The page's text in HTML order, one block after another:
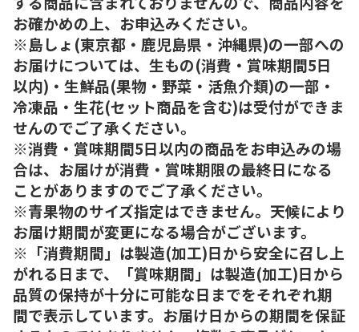
お確かめの上、お申込みください。
※島しょ(東京都・鹿児島県・沖縄県)の一部への
お届けについては、生もの(消費・賞味期間5日
以内)・生鮮品(果物・野菜・活魚介類)の一部・
冷凍品・生花(セット商品を含む)は受付ができま
せんのでご了承ください。
※消費・賞味期間5日以内の商品をお申込みの場
合は、お届けが消費・賞味期限の最終日になる
ことがありますのでご了承ください。
※青果物のサイズ指定はできません。天候により
お届け期間が変更になる場合がございます。
※「消費期間」は製造(加工)日から安全に召し上
がれる日まで、「賞味期間」は製造(加工)日から
品質の保持が十分に可能な日までをそれぞれ期
間で表示しています。お届け日からの期間を保証